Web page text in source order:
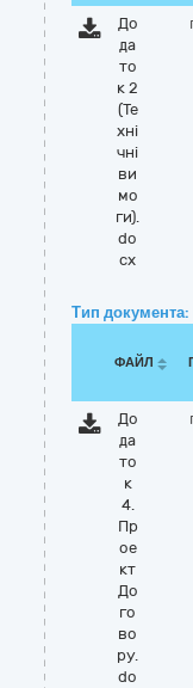
До
да
то
к 2
(Те
хні
чні
ви
мо
ги).
do
cx
Тип документа:
ФАЙЛ
До
да
то
к
4.
Пр
ое
кт
До
го
во
ру.
do